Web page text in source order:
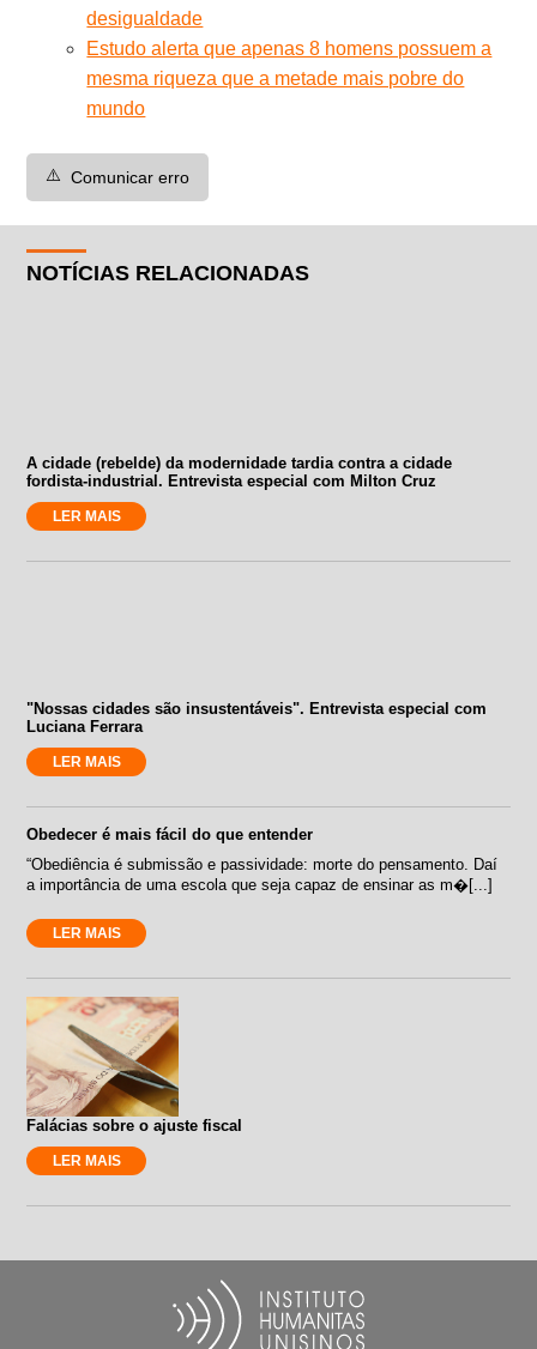
desigualdade
Estudo alerta que apenas 8 homens possuem a
mesma riqueza que a metade mais pobre do
mundo
⚠️ Comunicar erro
NOTÍCIAS RELACIONADAS
A cidade (rebelde) da modernidade tardia contra a cidade
fordista-industrial. Entrevista especial com Milton Cruz
LER MAIS
"Nossas cidades são insustentáveis". Entrevista especial com
Luciana Ferrara
LER MAIS
Obedecer é mais fácil do que entender
“Obediência é submissão e passividade: morte do pensamento. Daí
a importância de uma escola que seja capaz de ensinar as m�[...]
LER MAIS
Falácias sobre o ajuste fiscal
LER MAIS